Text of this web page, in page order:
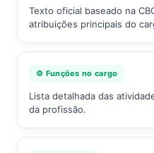
Texto oficial baseado na
atribuições principais do
⚙️ Funções no cargo
Lista detalhada das
da profissão.